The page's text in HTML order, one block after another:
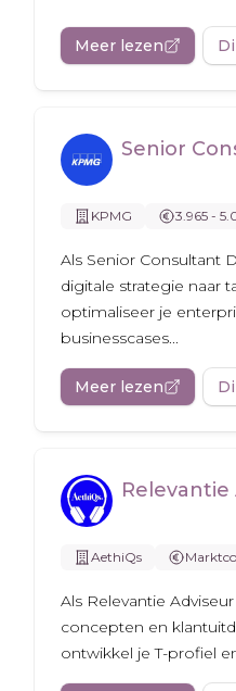
Meer lezen
Senior
KPMG 3.965 -
Als Senior Consultant
digitale strategie naar
optimaliseer je
businesscases...
Meer lezen
AethiQs
Als Relevantie
concepten en
ontwikkel je T-profiel